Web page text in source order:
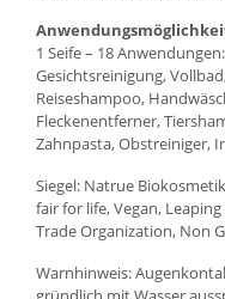
1 Seife – 18
Gesichtsreinigung,
Reiseshampoo,
Fleckenentferner,
Zahnpasta, Obstreiniger,
Siegel: Natrue
fair for life, Vegan,
Trade Organization, Non
Warnhinweis: